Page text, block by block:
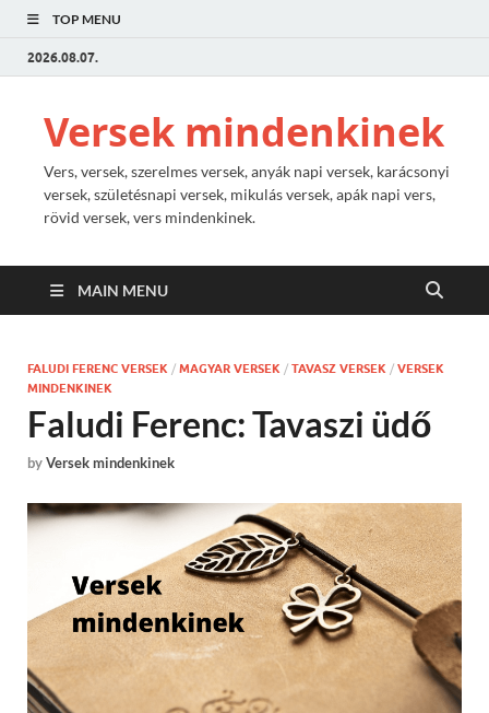
TOP MENU
2026.08.07.
Versek mindenkinek
Vers, versek, szerelmes versek, anyák napi versek, karácsonyi
versek, születésnapi versek, mikulás versek, apák napi vers,
rövid versek, vers mindenkinek.
MAIN MENU
FALUDI FERENC VERSEK / MAGYAR VERSEK / TAVASZ VERSEK / VERSEK
MINDENKINEK
Faludi Ferenc: Tavaszi üdő
byVersek mindenkinek